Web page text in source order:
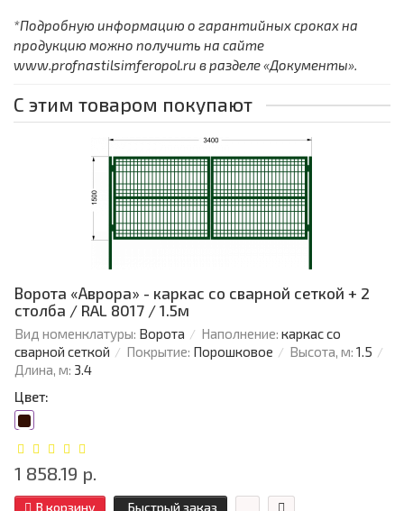
*Подробную информацию о гарантийных сроках на
продукцию можно получить на сайте
www.profnastilsimferopol.ru в разделе «Документы».
С этим товаром покупают
Ворота «Аврора» - каркас со сварной сеткой + 2
столба / RAL 8017 / 1.5м
Вид номенклатуры: Ворота Наполнение: каркас со
сварной сеткой
Покрытие: Порошковое Высота, м: 1.5
Длина, м: 3.4
Цвет:
1 858.19 р.
В корзину Быстрый заказ